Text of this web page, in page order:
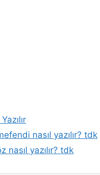
nasıl yazılır? tdk
nasıl yazılır? tdk